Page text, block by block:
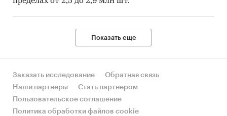
Показать еще
Заказать исследование
Обратная связь
Наши партнеры
Стать партнером
Пользовательское соглашение
Политика обработки файлов cookie